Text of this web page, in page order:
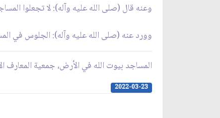
وعنه قال (صلى الله عليه وآله): لا تجعلوا
وورد عنه (صلى الله عليه وآله): الجلوس في
المساجد بيوت الله في الأرض، جمعية المعارف
2022-03-23